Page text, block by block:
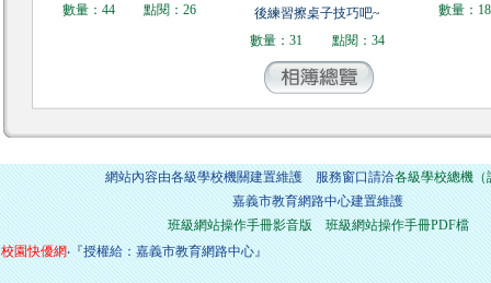
數量：44
點閱：26
後練習擦桌子技巧吧~
數量：31
點閱：34
數量：18
網站內容由各級學校機關建置維護 服務窗口請洽各級學校總機（
嘉義市教育網路中心建置維護
班級網站操作手冊影音版
班級網站操作手冊PDF檔
校園快優網‧『授權給：嘉義市教育網路中心』